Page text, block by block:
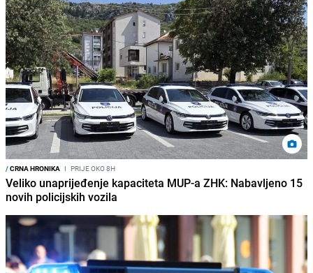
/CRNA HRONIKA I PRIJE OKO 8H
Veliko unaprijeđenje kapaciteta MUP-a ZHK: Nabavljeno 15
novih policijskih vozila